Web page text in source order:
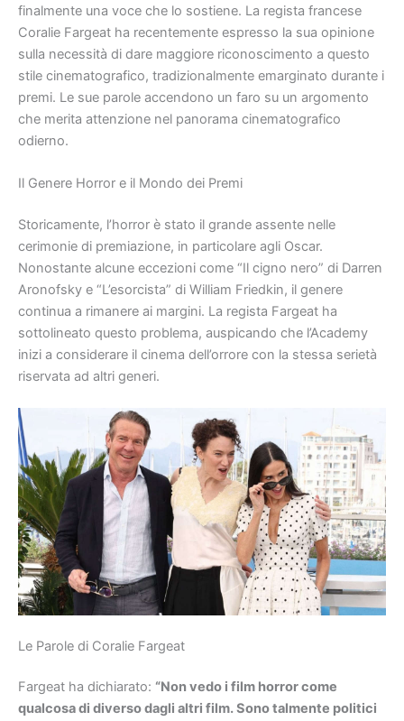
finalmente una voce che lo sostiene. La regista francese
Coralie Fargeat ha recentemente espresso la sua opinione
sulla necessità di dare maggiore riconoscimento a questo
stile cinematografico, tradizionalmente emarginato durante i
premi. Le sue parole accendono un faro su un argomento
che merita attenzione nel panorama cinematografico
odierno.
Il Genere Horror e il Mondo dei Premi
Storicamente, l’horror è stato il grande assente nelle
cerimonie di premiazione, in particolare agli Oscar.
Nonostante alcune eccezioni come “Il cigno nero” di Darren
Aronofsky e “L’esorcista” di William Friedkin, il genere
continua a rimanere ai margini. La regista Fargeat ha
sottolineato questo problema, auspicando che l’Academy
inizi a considerare il cinema dell’orrore con la stessa serietà
riservata ad altri generi.
Le Parole di Coralie Fargeat
Fargeat ha dichiarato: “Non vedo i film horror come
qualcosa di diverso dagli altri film. Sono talmente politici